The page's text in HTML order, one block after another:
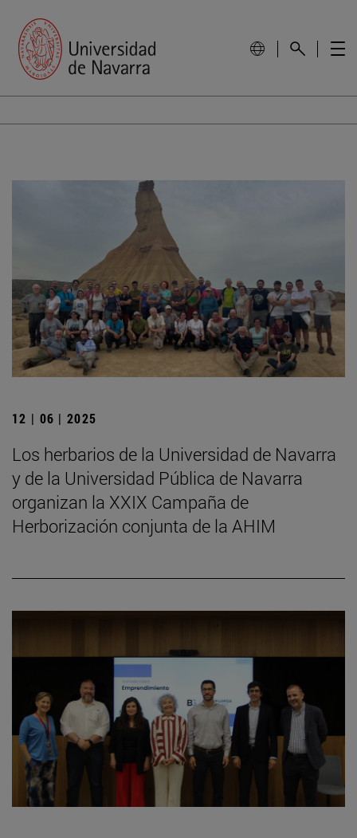
12 | 06 | 2025
Los herbarios de la Universidad de Navarra
y de la Universidad Pública de Navarra
organizan la XXIX Campaña de
Herborización conjunta de la AHIM